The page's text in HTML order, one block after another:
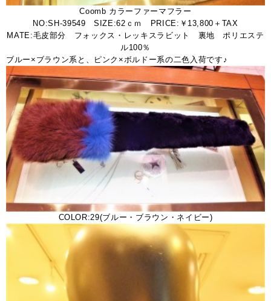
Coomb カラーファーマフラー
NO:SH-39549 SIZE:62ｃｍ PRICE:￥13,800＋TAX
MATE:毛皮部分 フォックス・レッキスラビット 裏地 ポリエステ
ル100％
ブルー×ブラウン系と、ピンク×ボルドー系の二色入荷です♪
COLOR:29(ブルー・ブラウン・ネイビー)